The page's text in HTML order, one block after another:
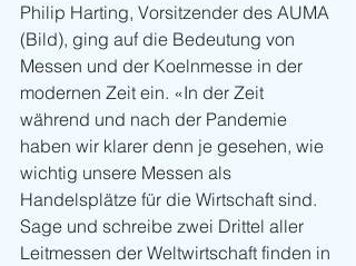
Philip Harting, Vorsitzender des AUMA
(Bild), ging auf die Bedeutung von
Messen und der Koelnmesse in der
modernen Zeit ein. «In der Zeit
während und nach der Pandemie
haben wir klarer denn je gesehen, wie
wichtig unsere Messen als
Handelsplätze für die Wirtschaft sind.
Sage und schreibe zwei Drittel aller
Leitmessen der Weltwirtschaft finden in